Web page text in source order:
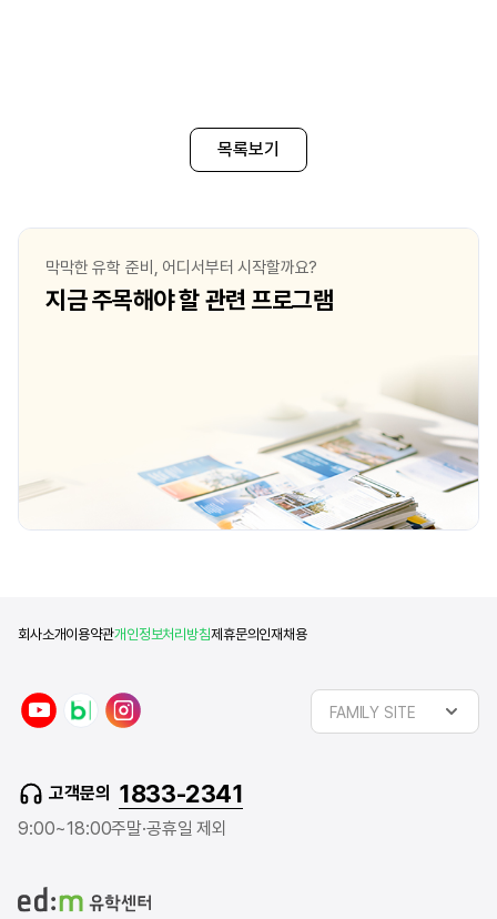
목록보기
막막한 유학 준비, 어디서부터 시작할까요?
지금 주목해야 할 관련 프로그램
회사소개이용약관개인정보처리방침제휴문의 인재채용
u
n
a
r
l
a
FAMILY SITE
고객문의 1833-2341
9:00~18:00주말·공휴일 제외